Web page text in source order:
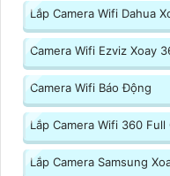
Lắp Camera Wifi Dahua
Camera Wifi Ezviz Xoay
Camera Wifi Báo Động
Lắp Camera Wifi 360
Lắp Camera Samsung